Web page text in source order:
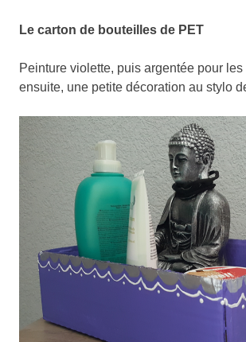
Le carton de bouteilles de PET
Peinture violette, puis argentée pour les
ensuite, une petite décoration au stylo